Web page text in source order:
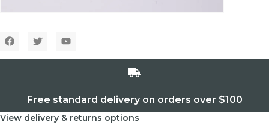
Free standard delivery on orders over $100
View delivery & returns options